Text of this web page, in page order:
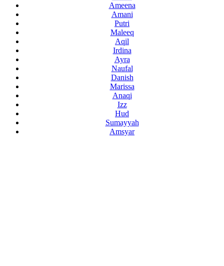
Ameena
Amani
Putri
Maleeq
Aqil
Irdina
Ayra
Naufal
Danish
Marissa
Anaqi
Izz
Hud
Sumayyah
Amsyar